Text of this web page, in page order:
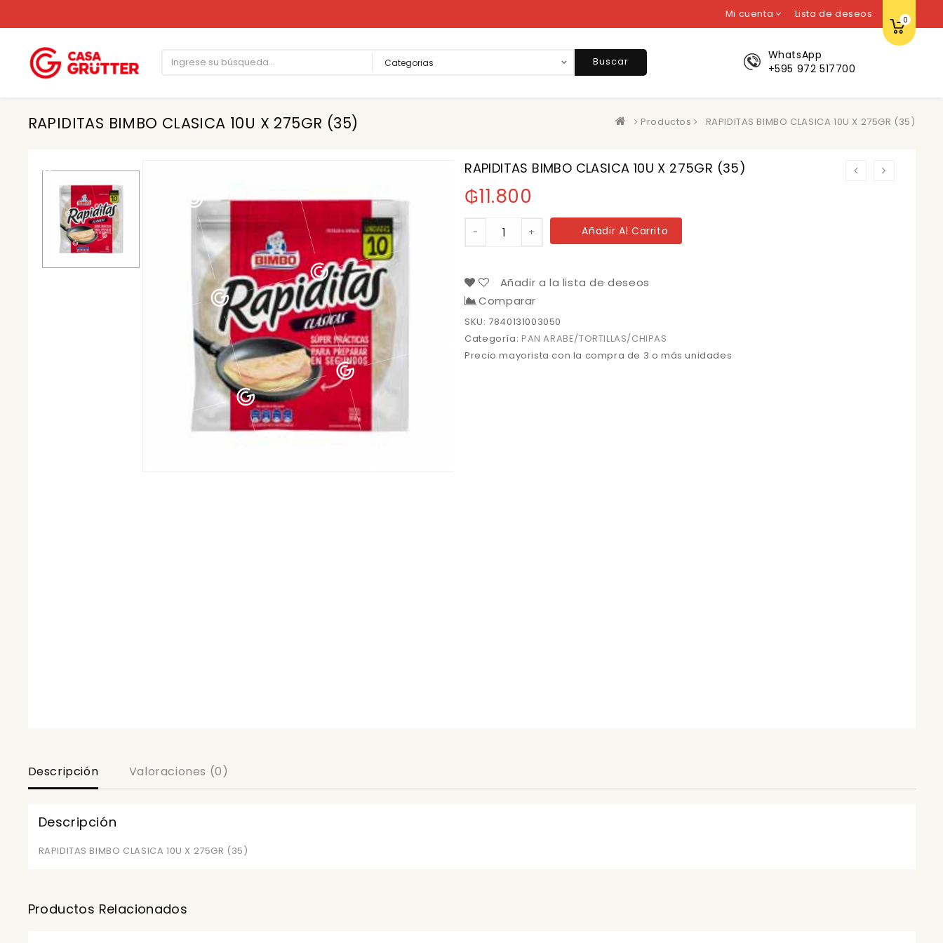
Mi cuenta Lista de deseos 0
WhatsApp
+595 972 517700
Buscar
RAPIDITAS BIMBO CLASICA 10U X 275GR (35) Productos RAPIDITAS BIMBO CLASICA 10U X 275GR (35)
RAPIDITAS BIMBO CLASICA 10U X 275GR (35)
₲11.800
CLASICA
X
275GR
(35)
cantidad
- + Añadir Al Carrito
Añadir a la lista de deseos
Comparar
SKU:7840131003050
Categoría: PAN ARABE/TORTILLAS/CHIPAS
Precio mayorista con la compra de 3 o más unidades
Descripción Valoraciones (0)
Descripción
RAPIDITAS BIMBO CLASICA 10U X 275GR (35)
Productos Relacionados